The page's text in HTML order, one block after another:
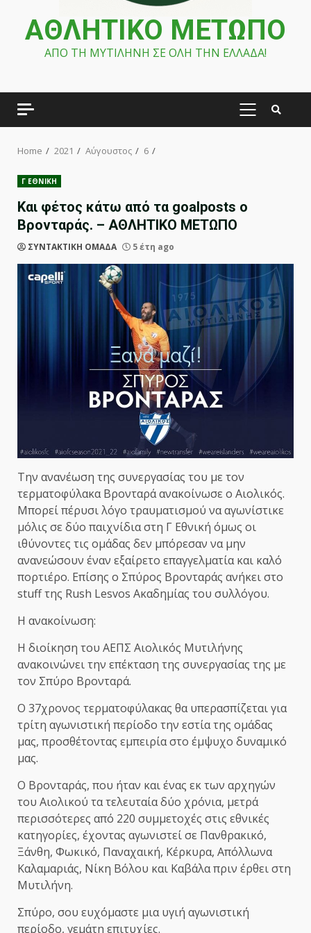
ΑΘΛΗΤΙΚΟ ΜΕΤΩΠΟ
ΑΠΟ ΤΗ ΜΥΤΙΛΗΝΗ ΣΕ ΟΛΗ ΤΗΝ ΕΛΛΑΔΑ!
PRIMARY
Home 2021 Αύγουστος 6
Γ ΕΘΝΙΚΗ
Και φέτος κάτω από τα goalposts ο
Βρονταράς. – ΑΘΛΗΤΙΚΟ ΜΕΤΩΠΟ
ΣΥΝΤΑΚΤΙΚΗ ΟΜΑΔΑ 5 έτη ago
Την ανανέωση της συνεργασίας του με τον
τερματοφύλακα Βρονταρά ανακοίνωσε ο Αιολικός.
Μπορεί πέρυσι λόγο τραυματισμού να αγωνίστικε
μόλις σε δύο παιχνίδια στη Γ Εθνική όμως οι
ιθύνοντες τις ομάδας δεν μπόρεσαν να μην
ανανεώσουν έναν εξαίρετο επαγγελματία και καλό
πορτιέρο. Επίσης ο Σπύρος Βρονταράς ανήκει στο
stuff της Rush Lesvos Ακαδημίας του συλλόγου.
Η ανακοίνωση:
Η διοίκηση του ΑΕΠΣ Αιολικός Μυτιλήνης
ανακοινώνει την επέκταση της συνεργασίας της με
τον Σπύρο Βρονταρά.
Ο 37χρονος τερματοφύλακας θα υπερασπίζεται για
τρίτη αγωνιστική περίοδο την εστία της ομάδας
μας, προσθέτοντας εμπειρία στο έμψυχο δυναμικό
μας.
Ο Βρονταράς, που ήταν και ένας εκ των αρχηγών
του Αιολικού τα τελευταία δύο χρόνια, μετρά
περισσότερες από 220 συμμετοχές στις εθνικές
κατηγορίες, έχοντας αγωνιστεί σε Πανθρακικό,
Ξάνθη, Φωκικό, Παναχαική, Κέρκυρα, Απόλλωνα
Καλαμαριάς, Νίκη Βόλου και Καβάλα πριν έρθει στη
Μυτιλήνη.
Σπύρο, σου ευχόμαστε μια υγιή αγωνιστική
περίοδο, γεμάτη επιτυχίες.